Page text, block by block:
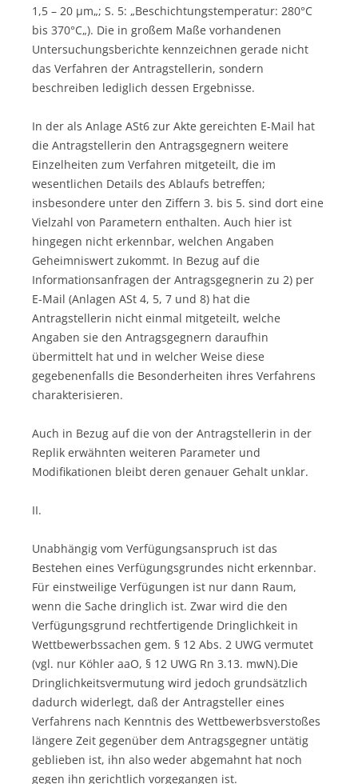
1,5 – 20 µm„; S. 5: „Beschichtungstemperatur: 280°C
bis 370°C„). Die in großem Maße vorhandenen
Untersuchungsberichte kennzeichnen gerade nicht
das Verfahren der Antragstellerin, sondern
beschreiben lediglich dessen Ergebnisse.
In der als Anlage ASt6 zur Akte gereichten E-Mail hat
die Antragstellerin den Antragsgegnern weitere
Einzelheiten zum Verfahren mitgeteilt, die im
wesentlichen Details des Ablaufs betreffen;
insbesondere unter den Ziffern 3. bis 5. sind dort eine
Vielzahl von Parametern enthalten. Auch hier ist
hingegen nicht erkennbar, welchen Angaben
Geheimniswert zukommt. In Bezug auf die
Informationsanfragen der Antragsgegnerin zu 2) per
E-Mail (Anlagen ASt 4, 5, 7 und 8) hat die
Antragstellerin nicht einmal mitgeteilt, welche
Angaben sie den Antragsgegnern daraufhin
übermittelt hat und in welcher Weise diese
gegebenenfalls die Besonderheiten ihres Verfahrens
charakterisieren.
Auch in Bezug auf die von der Antragstellerin in der
Replik erwähnten weiteren Parameter und
Modifikationen bleibt deren genauer Gehalt unklar.
II.
Unabhängig vom Verfügungsanspruch ist das
Bestehen eines Verfügungsgrundes nicht erkennbar.
Für einstweilige Verfügungen ist nur dann Raum,
wenn die Sache dringlich ist. Zwar wird die den
Verfügungsgrund rechtfertigende Dringlichkeit in
Wettbewerbssachen gem. § 12 Abs. 2 UWG vermutet
(vgl. nur Köhler aaO, § 12 UWG Rn 3.13. mwN).Die
Dringlichkeitsvermutung wird jedoch grundsätzlich
dadurch widerlegt, daß der Antragsteller eines
Verfahrens nach Kenntnis des Wettbewerbsverstoßes
längere Zeit gegenüber dem Antragsgegner untätig
geblieben ist, ihn also weder abgemahnt hat noch
gegen ihn gerichtlich vorgegangen ist.